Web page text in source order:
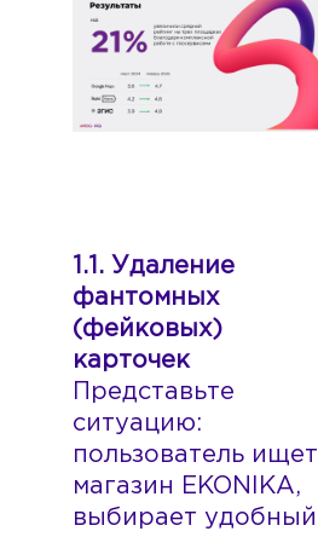
1.1. Удаление
фантомных
(фейковых)
карточек
Представьте
ситуацию:
пользователь ищет
магазин EKONIKA,
выбирает удобный